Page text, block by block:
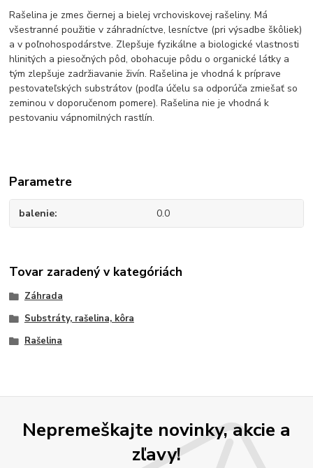
Rašelina je zmes čiernej a bielej vrchoviskovej rašeliny. Má
všestranné použitie v záhradníctve, lesníctve (pri výsadbe škôliek)
a v poľnohospodárstve. Zlepšuje fyzikálne a biologické vlastnosti
hlinitých a piesočných pôd, obohacuje pôdu o organické látky a
tým zlepšuje zadržiavanie živín. Rašelina je vhodná k príprave
pestovateľských substrátov (podľa účelu sa odporúča zmiešať so
zeminou v doporučenom pomere). Rašelina nie je vhodná k
pestovaniu vápnomilných rastlín.
Parametre
balenie 0.0
Tovar zaradený v kategóriách
Záhrada
Substráty, rašelina, kôra
Rašelina
Nepremeškajte novinky, akcie a
zľavy!